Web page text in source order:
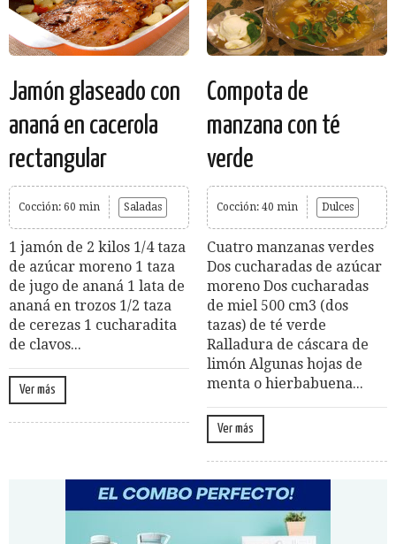
Jamón glaseado con
ananá en cacerola
rectangular
Cocción: 60 min Saladas
1 jamón de 2 kilos 1/4 taza
de azúcar moreno 1 taza
de jugo de ananá 1 lata de
ananá en trozos 1/2 taza
de cerezas 1 cucharadita
de clavos...
Ver más
Compota de
manzana con té
verde
Cocción: 40 min Dulces
Cuatro manzanas verdes
Dos cucharadas de azúcar
moreno Dos cucharadas
de miel 500 cm3 (dos
tazas) de té verde
Ralladura de cáscara de
limón Algunas hojas de
menta o hierbabuena...
Ver más